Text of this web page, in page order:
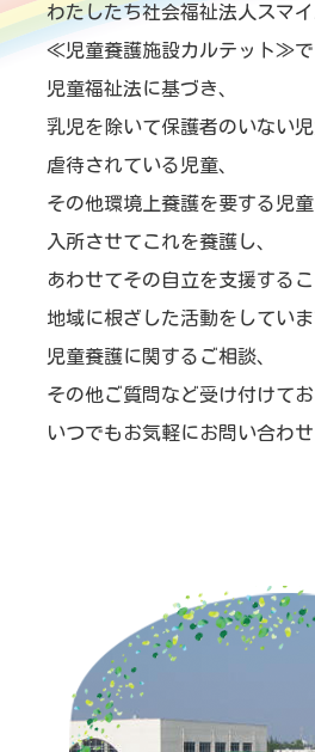
わたしたち社会福祉法人スマ
≪児童養護施設カルテット≫で
児童福祉法に基づき、
乳児を除いて保護者のいない児
虐待されている児童、
その他環境上養護を要する児
入所させてこれを養護し、
あわせてその自立を支援するこ
地域に根ざした活動をしていま
児童養護に関するご相談、
その他ご質問など受け付けてお
いつでもお気軽にお問い合わせ